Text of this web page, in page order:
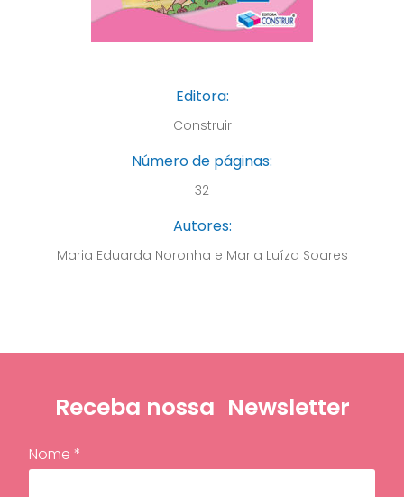
Editora:
Construir
Número de páginas:
32
Autores:
Maria Eduarda Noronha e Maria Luíza Soares
Receba nossa Newsletter
Nome *